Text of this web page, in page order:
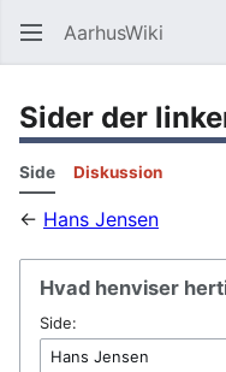
AarhusWiki
Sider der
Side Diskussion
← Hans Jensen
Hvad henviser
Side: